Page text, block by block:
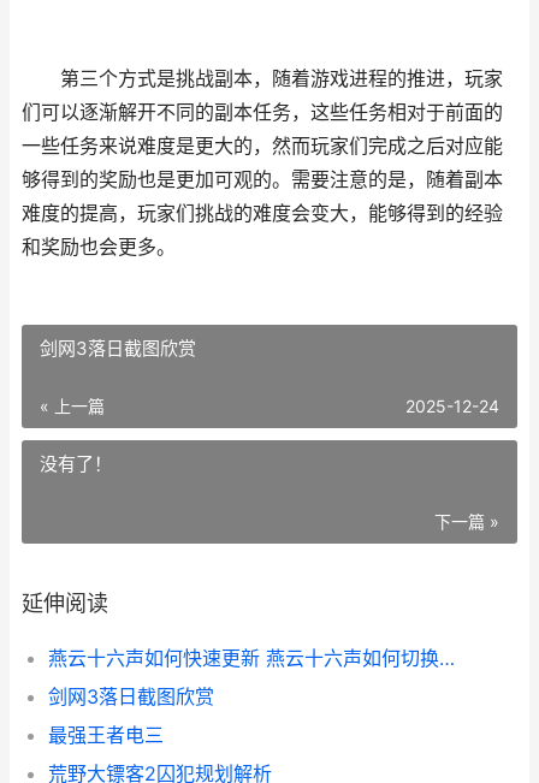
第三个方式是挑战副本，随着游戏进程的推进，玩家
们可以逐渐解开不同的副本任务，这些任务相对于前面的
一些任务来说难度是更大的，然而玩家们完成之后对应能
够得到的奖励也是更加可观的。需要注意的是，随着副本
难度的提高，玩家们挑战的难度会变大，能够得到的经验
和奖励也会更多。
剑网3落日截图欣赏
« 上一篇 2025-12-24
没有了！
下一篇 »
延伸阅读
燕云十六声如何快速更新 燕云十六声如何切换账号
剑网3落日截图欣赏
最强王者电三
荒野大镖客2囚犯规划解析